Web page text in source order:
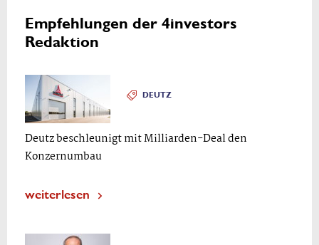
Empfehlungen der 4investors
Redaktion
DEUTZ
Deutz beschleunigt mit Milliarden-Deal den
Konzernumbau
weiterlesen